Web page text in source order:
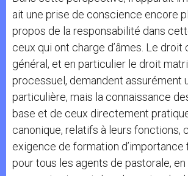
ait une prise de conscience encore
propos de la responsabilité dans
ceux qui ont charge d’âmes. Le droit
général, et en particulier le droit
processuel, demandent assurément
particulière, mais la connaissance
base et de ceux directement
canonique, relatifs à leurs fonctions,
exigence de formation d’importance
pour tous les agents de pastorale,